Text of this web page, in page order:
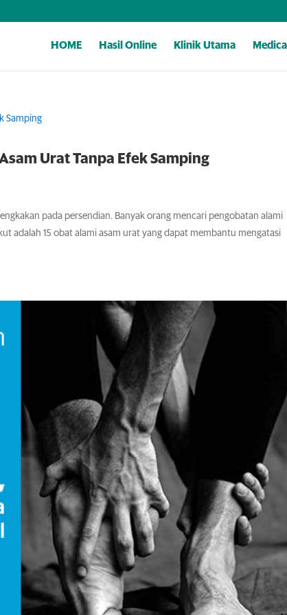
HOME Hasil Online Klinik Utama
Urat Tanpa Efek Samping
pada persendian. Banyak orang mencari pengobatan alami
adalah 15 obat alami asam urat yang dapat membantu mengatasi